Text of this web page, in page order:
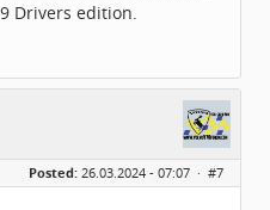
Drivers edition.
Posted: 26.03.2024 - 07:07 · #7